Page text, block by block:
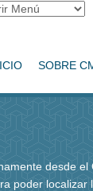
SOBRE
desde el
poder localizar